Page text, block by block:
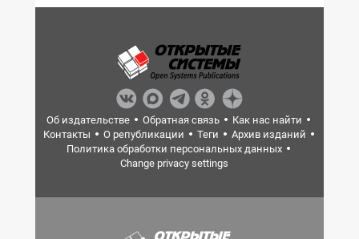
Об издательстве Обратная связь
Как нас найти
Контакты
О републикации Теги
Архив изданий
Политика обработки персональных данных
Change privacy settings